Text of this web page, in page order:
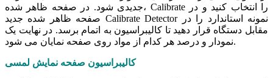
جدیدی شود. در صفحه ظاهر شده، Calibrate را انتخاب کنید و در
صفحه ظاهر شده جدید Calibrate Detector نمونه استاندارد را در
مقابل دستگاه قرار دهید تا کالیبراسیون به اتمام برسد. در نهایت یک
نمودار و درصد هر کدام از مواد روی صفحه نمایان می شود.
کالیبراسیون صفحه نمایش لمسی